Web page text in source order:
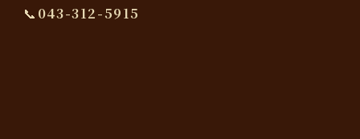
📞043-312-5915